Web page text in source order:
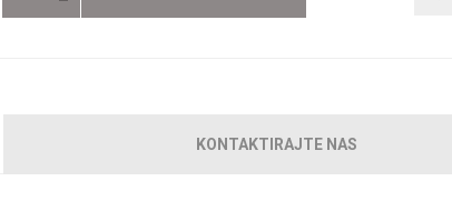
KONTAKTIRAJTE NAS